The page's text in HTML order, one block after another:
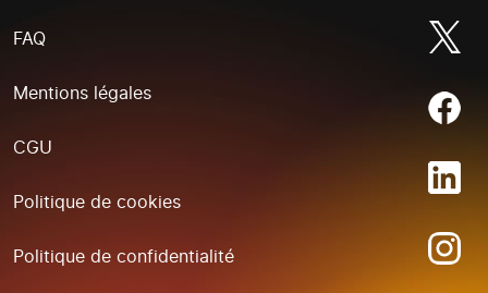
FAQ
Mentions légales
CGU
Politique de cookies
Politique de confidentialité